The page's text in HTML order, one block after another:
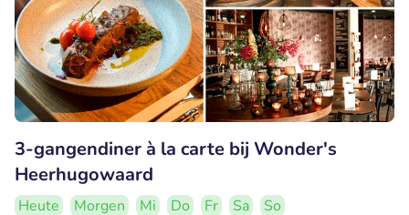
3-gangendiner à la carte bij Wonder's
Heerhugowaard
Heute Morgen Mi Do Fr Sa
So